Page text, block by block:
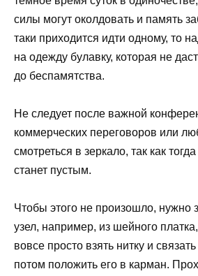
силы могут околдовать и память
таки приходится идти одному, то
на одежду булавку, которая не
до беспамятства.
Не следует после важной
коммерческих переговоров или
смотреться в зеркало, так как
станет пустым.
Чтобы этого не произошло, нужно
узел, например, из шейного
вовсе просто взять нитку и
потом положить его в карман.